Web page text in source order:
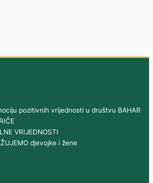
pozitivnih vrijednosti u društvu BAHAR
VRIJEDNOSTI
djevojke i žene